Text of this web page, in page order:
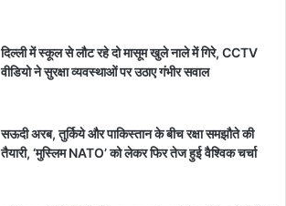
दिल्ली में स्कूल से लौट रहे दो मासूम खुले नाले में गिरे, CCTV
वीडियो ने सुरक्षा व्यवस्थाओं पर उठाए गंभीर सवाल
सऊदी अरब, तुर्किये और पाकिस्तान के बीच रक्षा समझौते की
तैयारी, ‘मुस्लिम NATO’ को लेकर फिर तेज हुई वैश्विक चर्चा